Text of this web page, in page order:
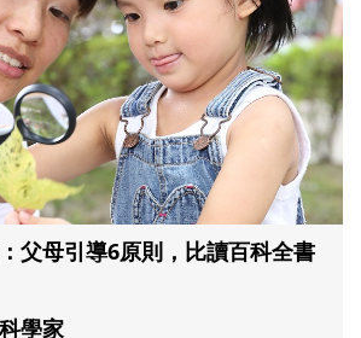
父母引導6原則，比讀百科全書
學家